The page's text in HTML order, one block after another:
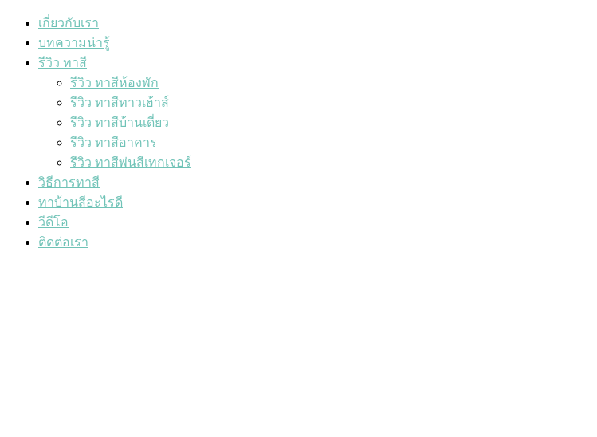
เกี่ยวกับเรา
บทความน่ารู้
รีวิว ทาสี
รีวิว ทาสีห้องพัก
รีวิว ทาสีทาวเฮ้าส์
รีวิว ทาสีบ้านเดี่ยว
รีวิว ทาสีอาคาร
รีวิว ทาสีพ่นสีเทกเจอร์
วิธีการทาสี
ทาบ้านสีอะไรดี
วีดีโอ
ติดต่อเรา